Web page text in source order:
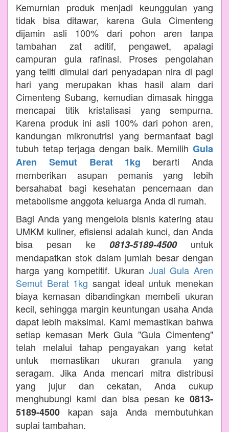
Kemurnian produk menjadi keunggulan yang
tidak bisa ditawar, karena Gula Cimenteng
dijamin asli 100% dari pohon aren tanpa
tambahan zat aditif, pengawet, apalagi
campuran gula rafinasi. Proses pengolahan
yang teliti dimulai dari penyadapan nira di pagi
hari yang merupakan khas hasil alam dari
Cimenteng Subang, kemudian dimasak hingga
mencapai titik kristalisasi yang sempurna.
Karena produk ini asli 100% dari pohon aren,
kandungan mikronutrisi yang bermanfaat bagi
tubuh tetap terjaga dengan baik. Memilih Gula
Aren Semut Berat 1kg berarti Anda
memberikan asupan pemanis yang lebih
bersahabat bagi kesehatan pencernaan dan
metabolisme anggota keluarga Anda di rumah.
Bagi Anda yang mengelola bisnis katering atau
UMKM kuliner, efisiensi adalah kunci, dan Anda
bisa pesan ke 0813-5189-4500untuk
mendapatkan stok dalam jumlah besar dengan
harga yang kompetitif. Ukuran Jual Gula Aren
Semut Berat 1kg sangat ideal untuk menekan
biaya kemasan dibandingkan membeli ukuran
kecil, sehingga margin keuntungan usaha Anda
dapat lebih maksimal. Kami memastikan bahwa
setiap kemasan Merk Gula "Gula Cimenteng"
telah melalui tahap pengayakan yang ketat
untuk memastikan ukuran granula yang
seragam. Jika Anda mencari mitra distribusi
yang jujur dan cekatan, Anda cukup
menghubungi kami dan bisa pesan ke 0813-
5189-4500 kapan saja Anda membutuhkan
suplai tambahan.